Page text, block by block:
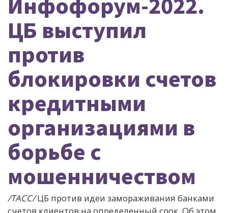
ЦБ выступил
против
блокировки счетов
кредитными
организациями в
борьбе с
мошенничеством
/ТАСС/ЦБ против идеи замораживания банками